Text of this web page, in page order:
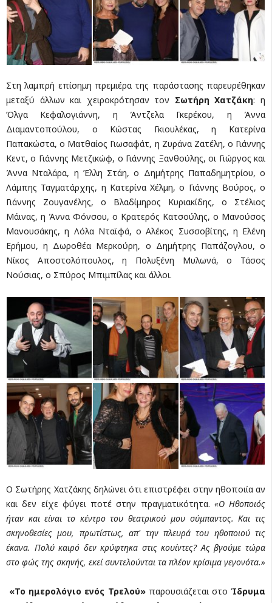
Στη λαμπρή επίσημη πρεμιέρα της παράστασης παρευρέθηκαν
μεταξύ άλλων και χειροκρότησαν τον Σωτήρη Χατζάκη: η
Όλγα Κεφαλογιάννη, η Άντζελα Γκερέκου, η Άννα
Διαμαντοπούλου, ο Κώστας Γκιουλέκας, η Κατερίνα
Παπακώστα, ο Ματθαίος Γιωσαφάτ, η Ζυράνα Ζατέλη, ο Γιάννης
Κεντ, ο Γιάννης Μετζικώφ, ο Γιάννης Ξανθούλης, οι Γιώργος και
Άννα Νταλάρα, η Έλλη Στάη, ο Δημήτρης Παπαδημητρίου, ο
Λάμπης Ταγματάρχης, η Κατερίνα Χέλμη, ο Γιάννης Βούρος, ο
Γιάννης Ζουγανέλης, ο Βλαδίμηρος Κυριακίδης, ο Στέλιος
Μάινας, η Άννα Φόνσου, ο Κρατερός Κατσούλης, ο Μανούσος
Μανουσάκης, η Λόλα Νταϊφά, ο Αλέκος Συσσοβίτης, η Ελένη
Ερήμου, η Δωροθέα Μερκούρη, ο Δημήτρης Παπάζογλου, ο
Νίκος Αποστολόπουλος, η Πολυξένη Μυλωνά, ο Τάσος
Νούσιας, ο Σπύρος Μπιμπίλας και άλλοι.
Ο Σωτήρης Χατζάκης δηλώνει ότι επιστρέφει στην ηθοποιία αν
και δεν είχε φύγει ποτέ στην πραγματικότητα. «Ο Ηθοποιός
ήταν και είναι το κέντρο του θεατρικού μου σύμπαντος. Και τις
σκηνοθεσίες μου, πρωτίστως, απ' την πλευρά του ηθοποιού τις
έκανα. Πολύ καιρό δεν κρύφτηκα στις κουίντες? Ας βγούμε τώρα
στο φώς της σκηνής, εκεί συντελούνται τα πλέον κρίσιμα γεγονότα.»
«Το ημερολόγιο ενός Τρελού»παρουσιάζεται στοΊδρυμα